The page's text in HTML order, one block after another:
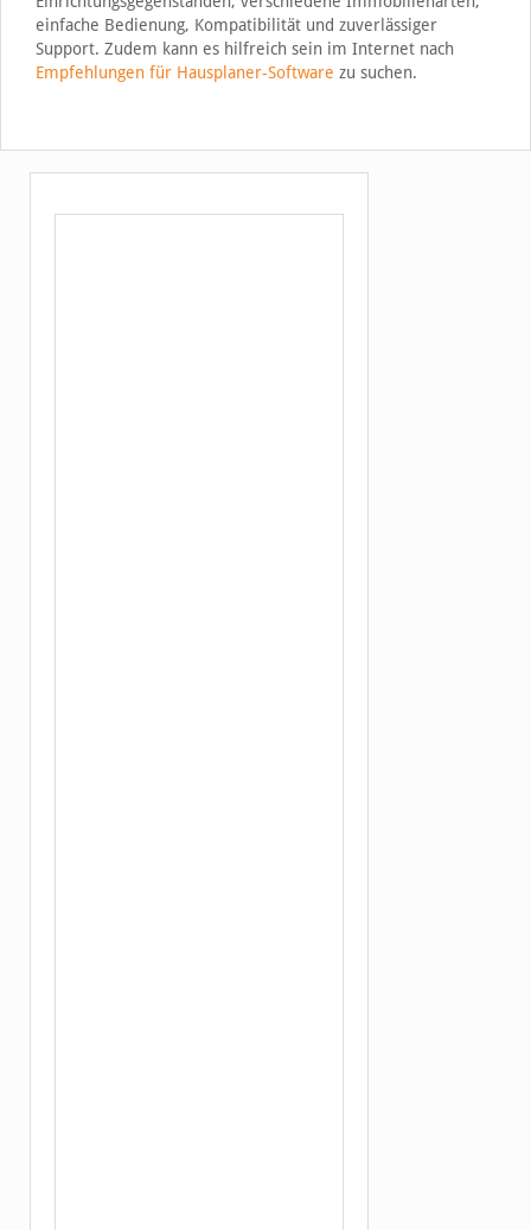
einfache Bedienung, Kompatibilität und zuverlässiger
Support. Zudem kann es hilfreich sein im Internet nach
Empfehlungen für Hausplaner-Software zu suchen.